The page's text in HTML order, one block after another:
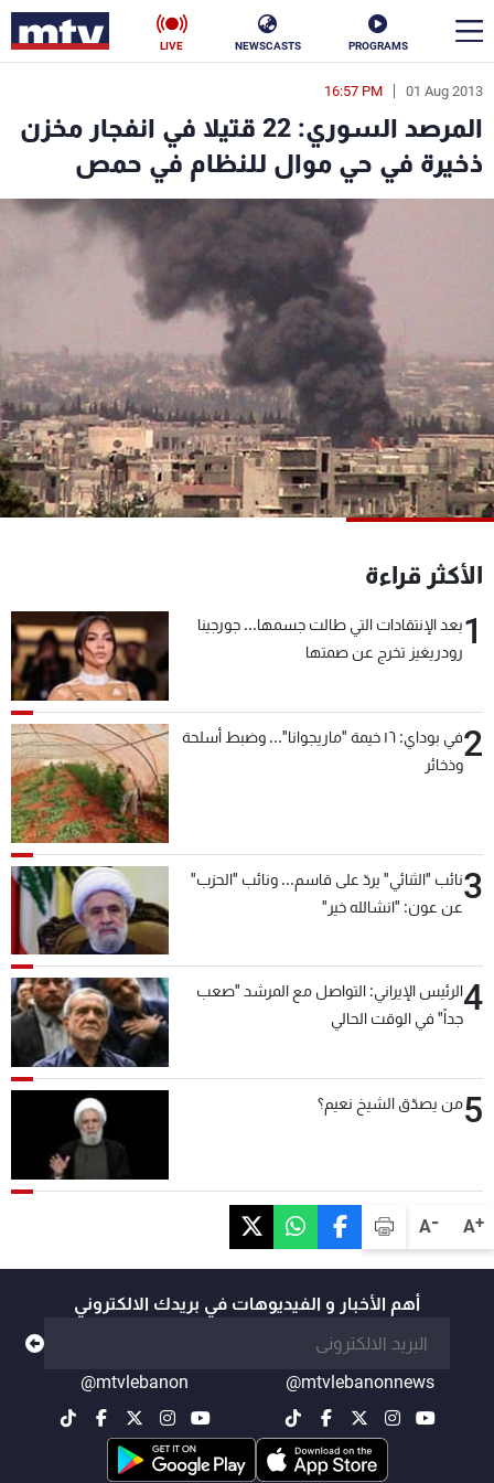
PROGRAMS
NEWSCASTS
LIVE
A+
A-
01 Aug 2013
16:57 PM
المرصد السوري: 22 قتيلا في انفجار مخزن
ذخيرة في حي موال للنظام في حمص
الأكثر قراءة
1بعد الإنتقادات التي طالت جسمها... جورجينا
رودريغيز تخرج عن صمتها
2
في بوداي: ١٦ خيمة "ماريجوانا"... وضبط أسلحة
وذخائر
3نائب "الثنائي" يردّ على قاسم... ونائب "الحزب"
عن عون: "انشالله خير"
4الرئيس الإيراني: التواصل مع المرشد "صعب
جداً" في الوقت الحالي
5من يصدّق الشيخ نعيم؟
أهم الأخبار و الفيديوهات في بريدك الالكتروني
@mtvlebanonnews
@mtvlebanon
en
الأخبار
سياسة ناس
رياضة
كأس العالم
البرامج
جدول البرامج
شاهد البرامج
عن MTV
الإنـتـاج
لاعلاناتكم
وظائف
شروط الإسـتخدام
سياسة الخصوصية